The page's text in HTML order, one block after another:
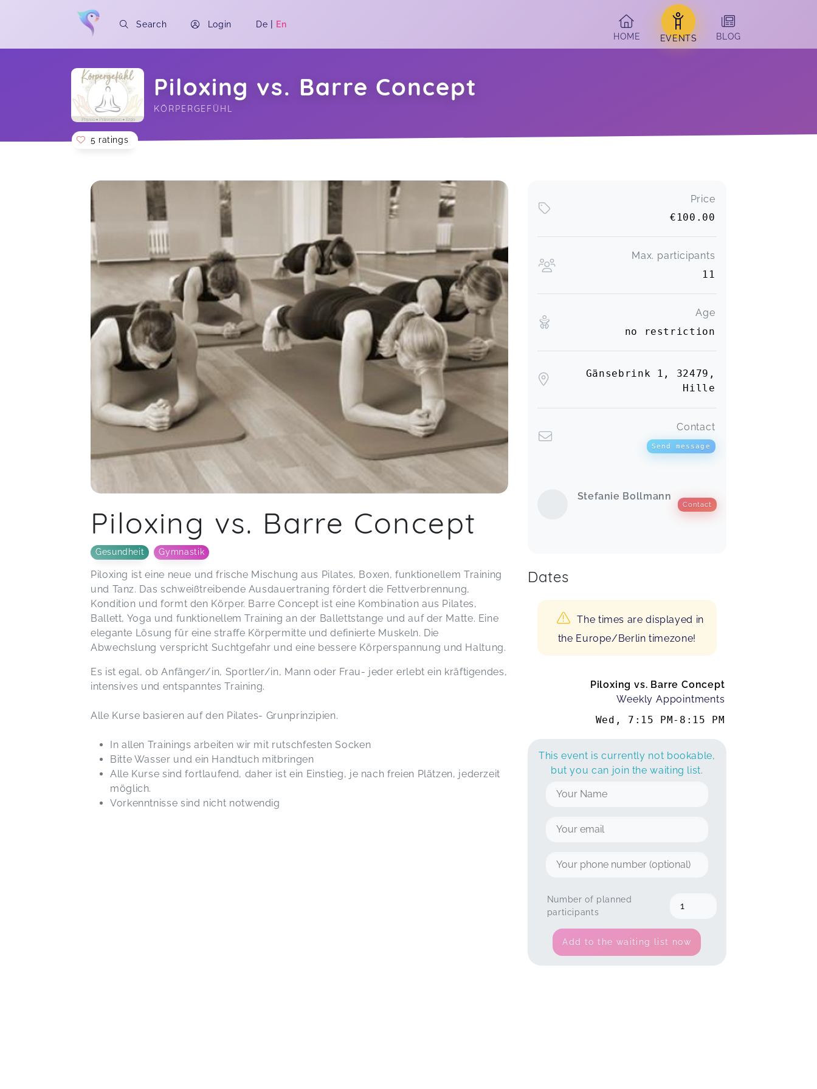
Search Login De | En
HOME
EVENTS BLOG
Piloxing vs. Barre Concept
KÖRPERGEFÜHL
Soon you will learn more about me here...
5 ratings
Piloxing vs. Barre Concept
Gesundheit Gymnastik
Piloxing ist eine neue und frische Mischung aus Pilates, Boxen, funktionellem Training
und Tanz. Das schweißtreibende Ausdauertraning fördert die Fettverbrennung,
Kondition und formt den Körper. Barre Concept ist eine Kombination aus Pilates,
Ballett, Yoga und funktionellem Training an der Ballettstange und auf der Matte. Eine
elegante Lösung für eine straffe Körpermitte und definierte Muskeln. Die
Abwechslung verspricht Suchtgefahr und eine bessere Körperspannung und Haltung.
Es ist egal, ob Anfänger/in, Sportler/in, Mann oder Frau- jeder erlebt ein kräftigendes,
intensives und entspanntes Training.
Alle Kurse basieren auf den Pilates- Grunprinzipien.
In allen Trainings arbeiten wir mit rutschfesten Socken
Bitte Wasser und ein Handtuch mitbringen
Alle Kurse sind fortlaufend, daher ist ein Einstieg, je nach freien Plätzen, jederzeit
möglich.
Vorkenntnisse sind nicht notwendig
Price
€100.00
Max. participants
11
Age
no restriction
Gänsebrink 1, 32479,
Hille
Contact
Send message
Stefanie Bollmann
Contact
Dates
The times are displayed in
the Europe/Berlin timezone!
Piloxing vs. Barre Concept
Weekly Appointments
Wed , 7:15 PM- 8:15 PM
This event is currently not bookable,
but you can join the waiting list.
Number of planned
participants
Add to the waiting list now